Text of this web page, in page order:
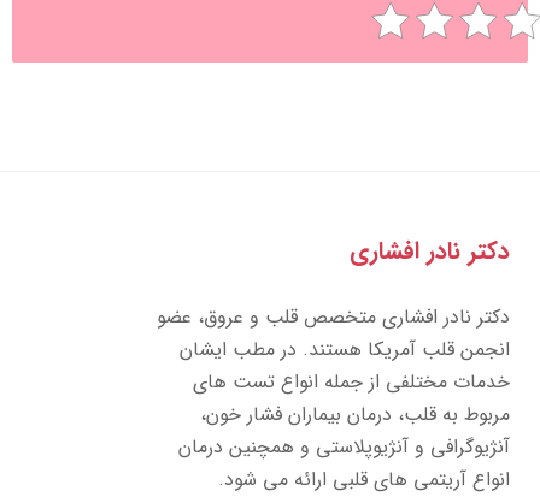
نادر افشاری
نادر افشاری متخصص قلب و عروق، عضو
قلب آمریکا هستند. در مطب ایشان
مختلفی از جمله انواع تست های
به قلب، درمان بیماران فشار خون،
و آنژیوپلاستی و همچنین درمان
آریتمی های قلبی ارائه می شود.